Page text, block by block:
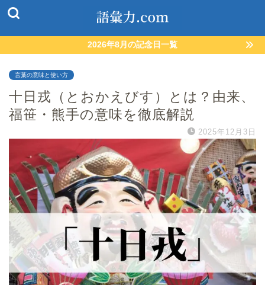
2026年8月の記念日一覧
言葉の意味と使い方
十日戎（とおかえびす）とは？由来、
福笹・熊手の意味を徹底解説
2025年12月3日